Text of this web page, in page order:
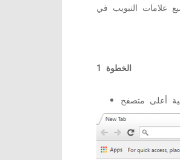
الخطوة 1